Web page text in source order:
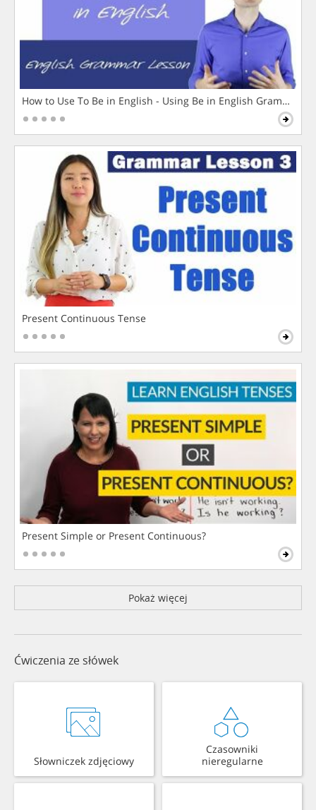
How to Use To Be in English - Using Be in English Grammar
Present Continuous Tense
Present Simple or Present Continuous?
Pokaż więcej
Ćwiczenia ze słówek
Słowniczek zdjęciowy
Czasowniki
nieregularne